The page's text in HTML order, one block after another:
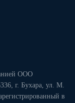
ООО
г. Бухара, ул. М.
в